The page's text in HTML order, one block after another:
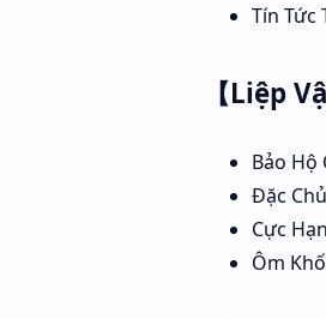
Tín Tức
【Liệp
Bảo Hộ
Đặc
Cực
Ôm